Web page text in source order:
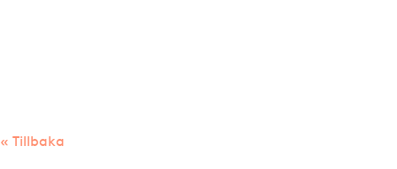
« Tillbaka